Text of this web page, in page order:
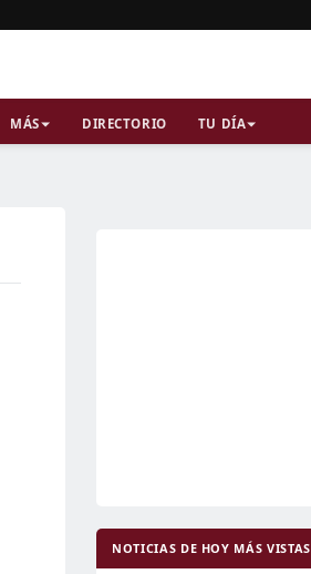
MÁS DIRECTORIO TU DÍA
NOTICIAS DE HOY MÁS VISTAS